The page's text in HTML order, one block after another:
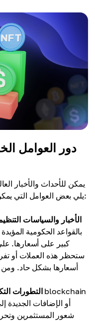
دور العوامل
يمكن للأحداث والأخبار
يلي بعض العوامل التي يمكن أن تؤثر على التنبؤ بالعملات المشفرة:
الأخبار والسياسات
بالقواعد الحكومية
كبير على أسعارها.
ستحظر هذه العملات أو
أسعارها بشكل حاد. ومن
التطورات
أو الإضافات الجديدة
شعور المستثمرين